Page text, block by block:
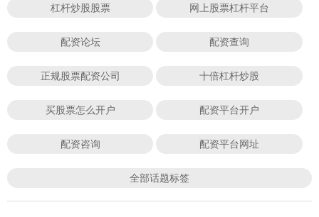
杠杆炒股股票 网上股票杠杆平台
配资论坛 配资查询
正规股票配资公司 十倍杠杆炒股
买股票怎么开户 配资平台开户
配资咨询 配资平台网址
全部话题标签